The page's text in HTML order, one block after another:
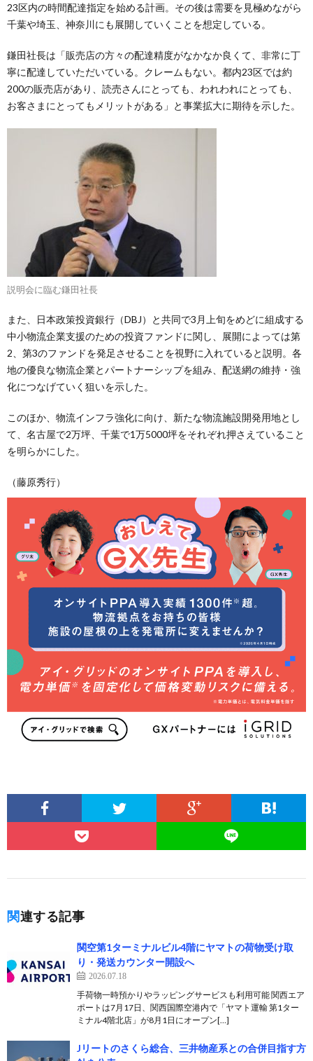
23区内の時間配達指定を始める計画。その後は需要を見極めながら
千葉や埼玉、神奈川にも展開していくことを想定している。
鎌田社長は「販売店の方々の配達精度がなかなか良くて、非常に丁
寧に配達していただいている。クレームもない。都内23区では約
200の販売店があり、読売さんにとっても、われわれにとっても、
お客さまにとってもメリットがある」と事業拡大に期待を示した。
説明会に臨む鎌田社長
また、日本政策投資銀行（DBJ）と共同で3月上旬をめどに組成する
中小物流企業支援のための投資ファンドに関し、展開によっては第
2、第3のファンドを発足させることを視野に入れていると説明。各
地の優良な物流企業とパートナーシップを組み、配送網の維持・強
化につなげていく狙いを示した。
このほか、物流インフラ強化に向け、新たな物流施設開発用地とし
て、名古屋で2万坪、千葉で1万5000坪をそれぞれ押さえていること
を明らかにした。
（藤原秀行）
関連する記事
関空第1ターミナルビル4階にヤマトの荷物受け取
り・発送カウンター開設へ
2026.07.18
手荷物一時預かりやラッピングサービスも利用可能 関西エア
ポートは7月17日、関西国際空港内で「ヤマト運輸 第1ター
ミナル4階北店」が8月1日にオープン[…]
Jリートのさくら総合、三井物産系との合併目指す方